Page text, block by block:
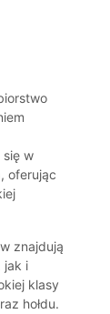
się w
oferując
znajdują
jak i
klasy
hołdu.